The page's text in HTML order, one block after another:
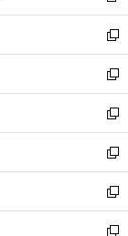
開
く
ウ
ィ
ン
ド
ウ
で
開
く
し
い
ウ
ィ
ン
ド
ウ
で
開
く
新
し
い
ウ
ィ
ン
ド
ウ
で
開
く
新
し
い
ウ
ィ
ン
ド
ウ
で
新
し
い
ウ
ィ
ン
ド
新
し
い
ウ
ィ
新
し